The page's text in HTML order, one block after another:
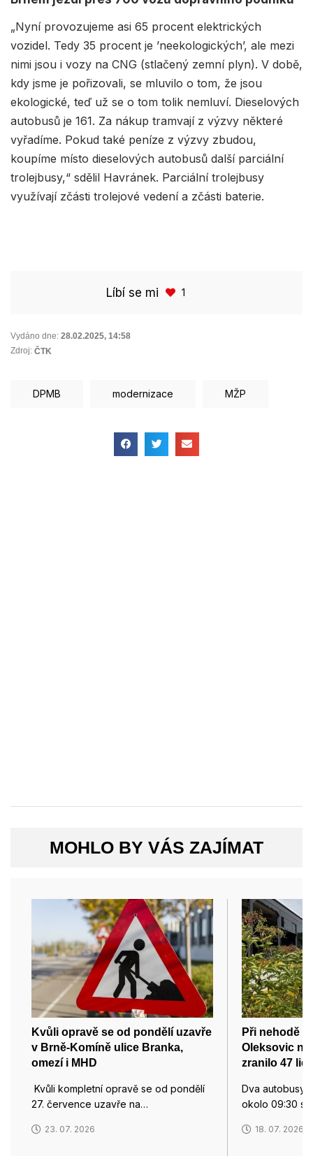
„Nyní provozujeme asi 65 procent elektrických
vozidel. Tedy 35 procent je ’neekologických’, ale mezi
nimi jsou i vozy na CNG (stlačený zemní plyn). V době,
kdy jsme je pořizovali, se mluvilo o tom, že jsou
ekologické, teď už se o tom tolik nemluví. Dieselových
autobusů je 161. Za nákup tramvají z výzvy některé
vyřadíme. Pokud také peníze z výzvy zbudou,
koupíme místo dieselových autobusů další parciální
trolejbusy,“ sdělil Havránek. Parciální trolejbusy
využívají zčásti trolejové vedení a zčásti baterie.
Líbí se mi 1
Vydáno dne: 28.02.2025, 14:58
Zdroj: ČTK
DPMB modernizace MŽP
MOHLO BY VÁS ZAJÍMAT
Kvůli opravě se od pondělí uzavře
v Brně-Komíně ulice Branka,
omezí i MHD
Kvůli kompletní opravě se od pondělí
27. července uzavře na…
23. 07. 2026
Při nehodě
Oleksovic
zranilo 47 lidí
Dva autobusy
okolo 09:30
18. 07. 2026